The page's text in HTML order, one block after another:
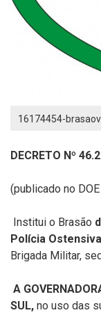
16174454-
DECRETO Nº
(publicado no
Institui o Brasão
Polícia
Brigada Militar,
A
SUL, no uso das